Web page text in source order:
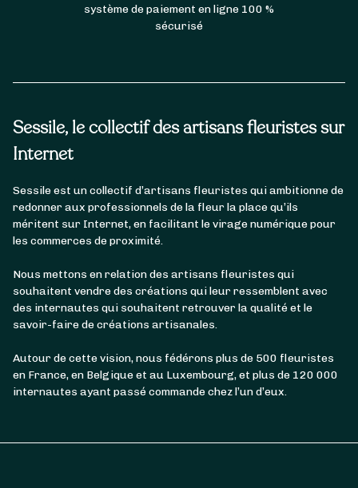
Sessile, le collectif des artisans fleuristes sur
Internet
Sessile est un collectif d’artisans fleuristes qui ambitionne de
redonner aux professionnels de la fleur la place qu’ils
méritent sur Internet, en facilitant le virage numérique pour
les commerces de proximité.
Nous mettons en relation des artisans fleuristes qui
souhaitent vendre des créations qui leur ressemblent avec
des internautes qui souhaitent retrouver la qualité et le
savoir-faire de créations artisanales.
Autour de cette vision, nous fédérons plus de 500 fleuristes
en France, en Belgique et au Luxembourg, et plus de 120 000
internautes ayant passé commande chez l’un d’eux.
système de paiement en ligne 100 %
sécurisé